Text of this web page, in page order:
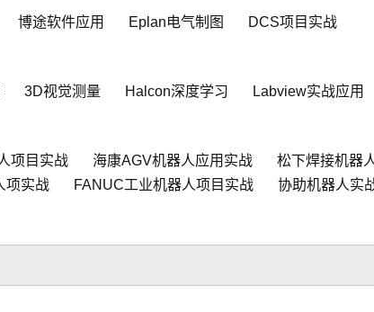
博途软件应用 Eplan电气制图 DCS项目实战
3D视觉测量 Halcon深度学习 Labview实战应用
项目实战 海康AGV机器人应用实战 松下焊接机器
项实战 FANUC工业机器人项目实战 协助机器人实